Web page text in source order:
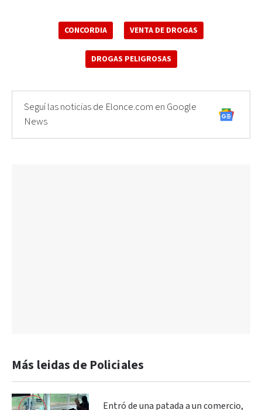
CONCORDIA VENTA DE DROGAS
DROGAS PELIGROSAS
Seguí las noticias de Elonce.com en Google
News
Más leidas de Policiales
Entró de una patada a un comercio,